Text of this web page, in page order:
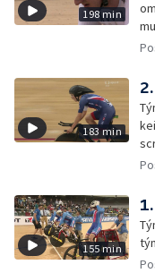
198 min
183 min
155 min